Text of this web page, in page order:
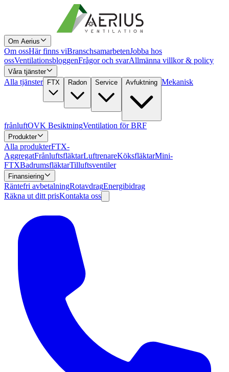
Om Aerius
Om ossHär finns viBranschsamarbetenJobba hos
ossVentilationsbloggenFrågor och svarAllmänna villkor & policy
Våra tjänster
Alla tjänster FTX Radon Service Avfuktning Mekanisk
frånluftOVK BesiktningVentilation för BRF
Produkter
Alla produkterFTX-
AggregatFrånluftsfläktarLuftrenareKöksfläktarMini-
FTXBadrumsfläktarTilluftsventiler
Finansiering
Räntefri avbetalningRotavdragEnergibidrag
Räkna ut ditt prisKontakta oss